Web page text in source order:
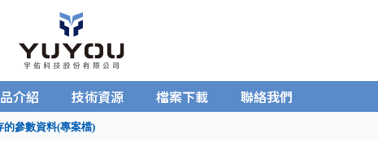
介紹 技術資源 檔案下載 聯絡我們
參數資料(專案檔)